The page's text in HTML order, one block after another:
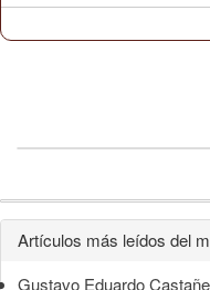
Detalles
del
Artículos más leídos del
Gustavo Eduardo